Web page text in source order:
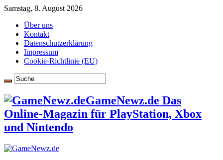
Samstag, 8. August 2026
Über uns
Kontakt
Datenschutzerklärung
Impressum
Cookie-Richtlinie (EU)
GameNewz.de Das
Online-Magazin für PlayStation, Xbox
und Nintendo